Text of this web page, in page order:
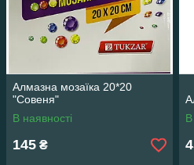
Алмазна мозаїка 20*20
"Совеня"
В наявності
145 ₴
В